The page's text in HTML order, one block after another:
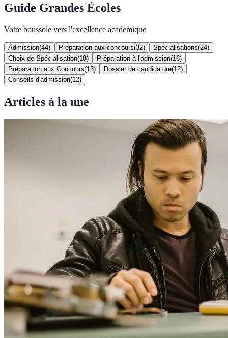
Guide Grandes Écoles
Votre boussole vers l'excellence académique
Admission(44) Préparation aux concours(32) Spécialisations(24)
Choix de Spécialisation(18) Préparation à l'admission(16)
Préparation aux Concours(13) Dossier de candidature(12)
Conseils d'admission(12)
Articles à la une